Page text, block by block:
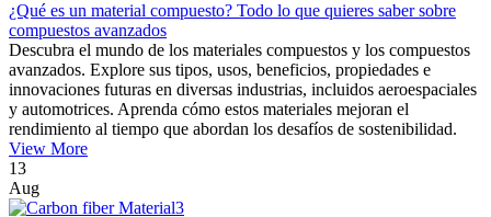
¿Qué es un material compuesto? Todo lo que quieres saber sobre
compuestos avanzados
Descubra el mundo de los materiales compuestos y los compuestos
avanzados. Explore sus tipos, usos, beneficios, propiedades e
innovaciones futuras en diversas industrias, incluidos aeroespaciales
y automotrices. Aprenda cómo estos materiales mejoran el
rendimiento al tiempo que abordan los desafíos de sostenibilidad.
View More
13
Aug